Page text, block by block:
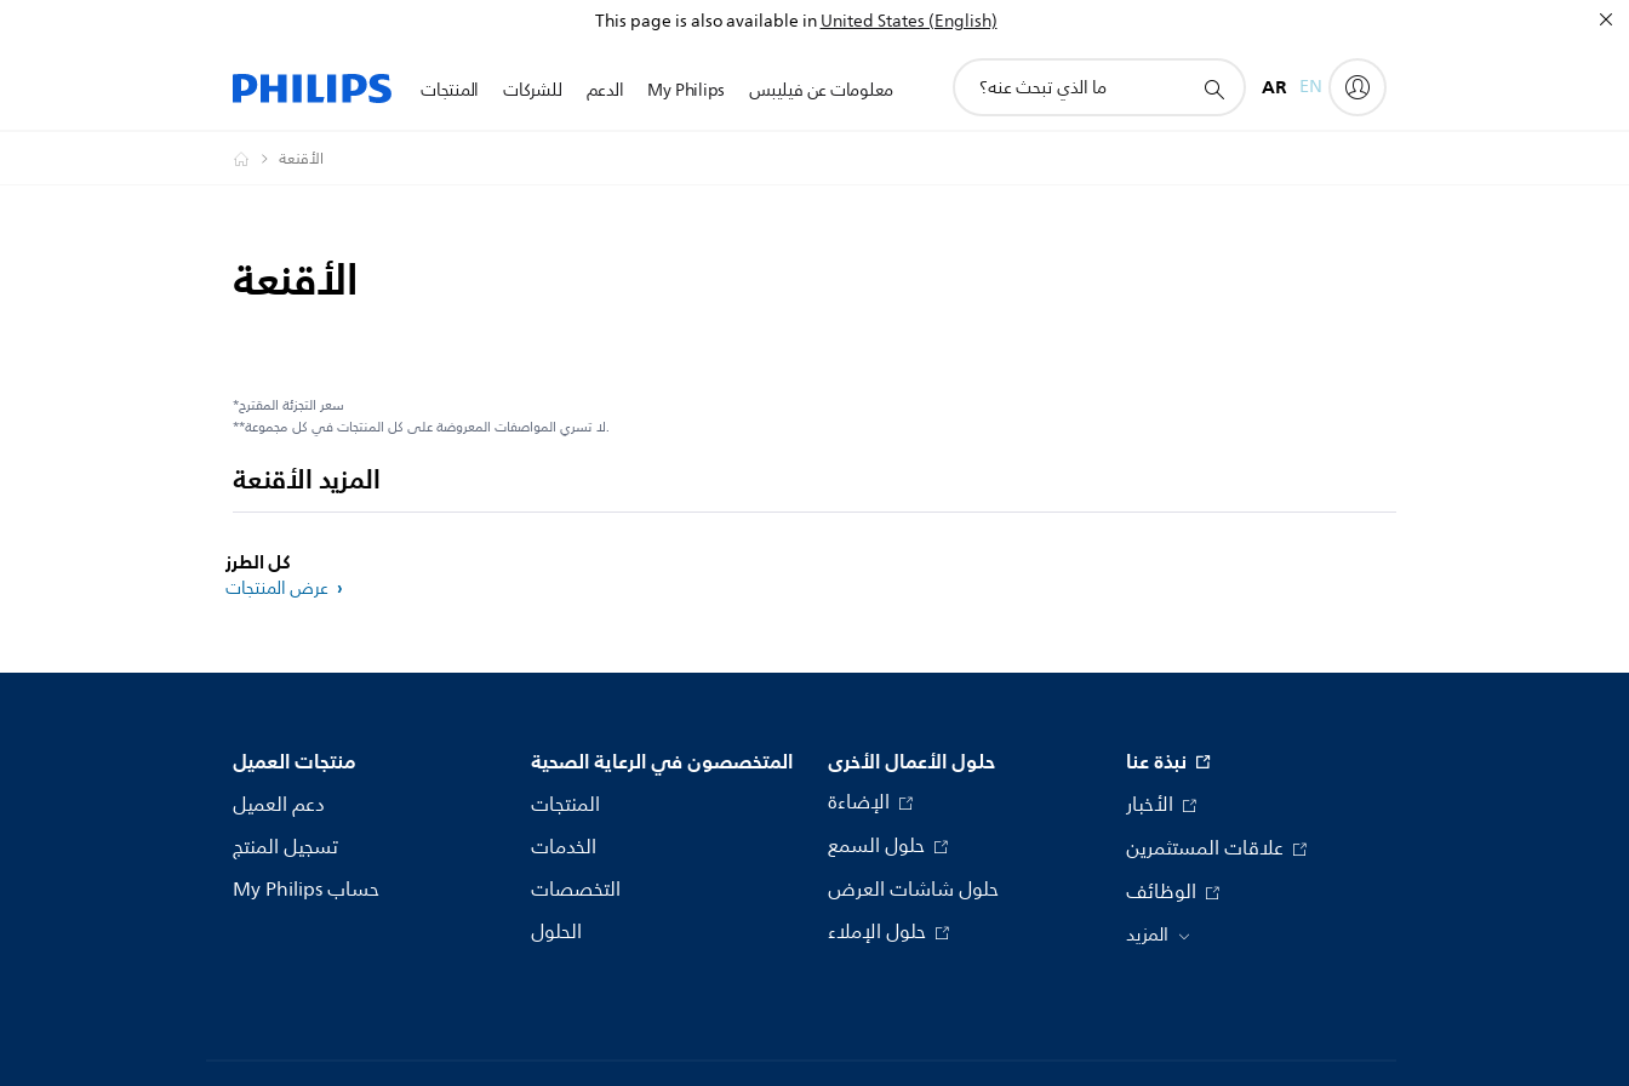
This page is also available inUnited States (English)
المنتجات للشركات الدعم My Philips معلومات عن فيليبس
دعم
AR EN
الأقنعة
الأقنعة
*سعر التجزئة المقترح
**لا تسري المواصفات المعروضة على كل المنتجات في كل مجموعة.
المزيد الأقنعة
كل الطرز
منتجات العميل
دعم العميل
تسجيل المنتج
My Philips حساب
المتخصصون في الرعاية الصحية
المنتجات
الخدمات
التخصصات
الحلول
حلول الأعمال الأخرى
حلول شاشات العرض